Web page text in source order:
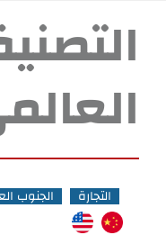
التجارة الجنوب